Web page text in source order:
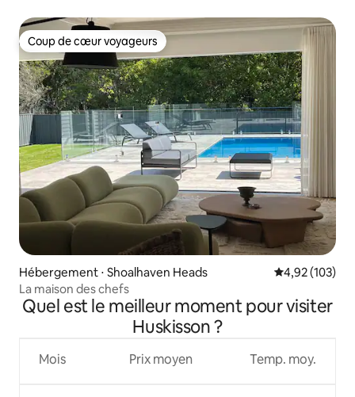
Coup de cœur voyageurs
Coup de cœur voyageurs
Hébergement ⋅ Shoalhaven Heads Évaluation
4,92 (103)
La maison des chefs
Quel est le meilleur moment pour visiter
Huskisson ?
Mois Prix moyen Temp. moy.